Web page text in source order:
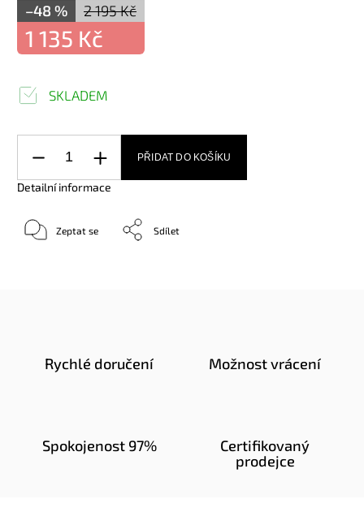
2 195 Kč
–48 %
1 135 Kč
SKLADEM
PŘIDAT DO KOŠÍKU
Detailní informace
Zeptat se Sdílet
Rychlé doručení Možnost vrácení
Spokojenost 97%
Certifikovaný
prodejce